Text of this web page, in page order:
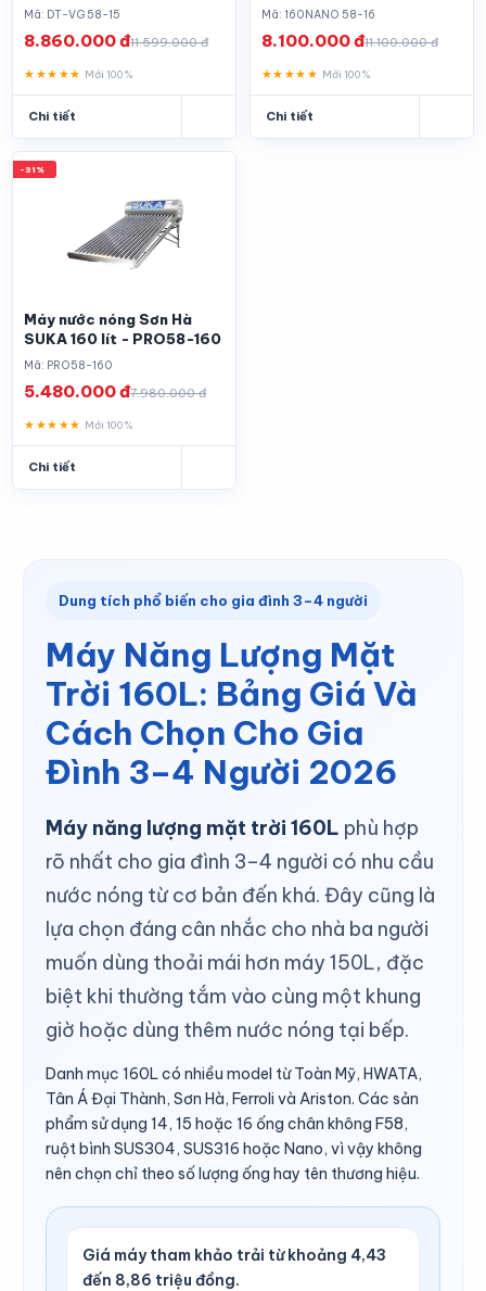
Mã: DT-VG 58-15
11.599.000 đ
8.860.000 đ
★★★★★ Mới 100%
Chi tiết
Mã: 160NANO 58-16
11.100.000 đ
8.100.000 đ
★★★★★ Mới 100%
Chi tiết
-31%
Máy nước nóng Sơn Hà
SUKA 160 lít - PRO58-160
Mã: PRO58-160
7.980.000 đ
5.480.000 đ
★★★★★ Mới 100%
Chi tiết
Dung tích phổ biến cho gia đình 3–4 người
Máy Năng Lượng Mặt
Trời 160L: Bảng Giá Và
Cách Chọn Cho Gia
Đình 3–4 Người 2026
Máy năng lượng mặt trời 160L phù hợp
rõ nhất cho gia đình 3–4 người có nhu cầu
nước nóng từ cơ bản đến khá. Đây cũng là
lựa chọn đáng cân nhắc cho nhà ba người
muốn dùng thoải mái hơn máy 150L, đặc
biệt khi thường tắm vào cùng một khung
giờ hoặc dùng thêm nước nóng tại bếp.
Danh mục 160L có nhiều model từ Toàn Mỹ, HWATA,
Tân Á Đại Thành, Sơn Hà, Ferroli và Ariston. Các sản
phẩm sử dụng 14, 15 hoặc 16 ống chân không F58,
ruột bình SUS304, SUS316 hoặc Nano, vì vậy không
nên chọn chỉ theo số lượng ống hay tên thương hiệu.
Giá máy tham khảo trải từ khoảng 4,43
đến 8,86 triệu đồng.